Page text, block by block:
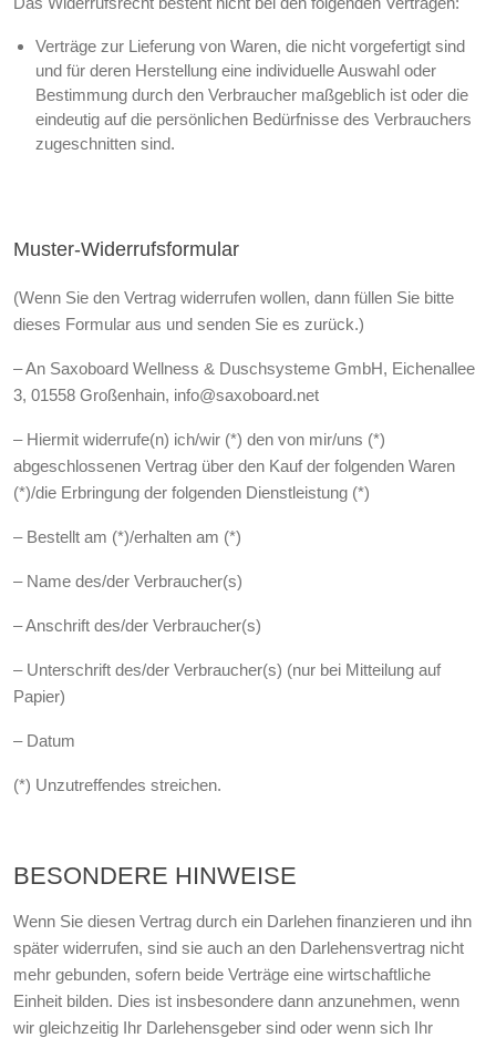
Verträge zur Lieferung von Waren, die nicht vorgefertigt sind
und für deren Herstellung eine individuelle Auswahl oder
Bestimmung durch den Verbraucher maßgeblich ist oder die
eindeutig auf die persönlichen Bedürfnisse des Verbrauchers
zugeschnitten sind.
Muster-Widerrufsformular
(Wenn Sie den Vertrag widerrufen wollen, dann füllen Sie bitte
dieses Formular aus und senden Sie es zurück.)
– An Saxoboard Wellness & Duschsysteme GmbH, Eichenallee
3, 01558 Großenhain, info@saxoboard.net
– Hiermit widerrufe(n) ich/wir (*) den von mir/uns (*)
abgeschlossenen Vertrag über den Kauf der folgenden Waren
(*)/die Erbringung der folgenden Dienstleistung (*)
– Bestellt am (*)/erhalten am (*)
– Name des/der Verbraucher(s)
– Anschrift des/der Verbraucher(s)
– Unterschrift des/der Verbraucher(s) (nur bei Mitteilung auf
Papier)
– Datum
(*) Unzutreffendes streichen.
BESONDERE HINWEISE
Wenn Sie diesen Vertrag durch ein Darlehen finanzieren und ihn
später widerrufen, sind sie auch an den Darlehensvertrag nicht
mehr gebunden, sofern beide Verträge eine wirtschaftliche
Einheit bilden. Dies ist insbesondere dann anzunehmen, wenn
wir gleichzeitig Ihr Darlehensgeber sind oder wenn sich Ihr